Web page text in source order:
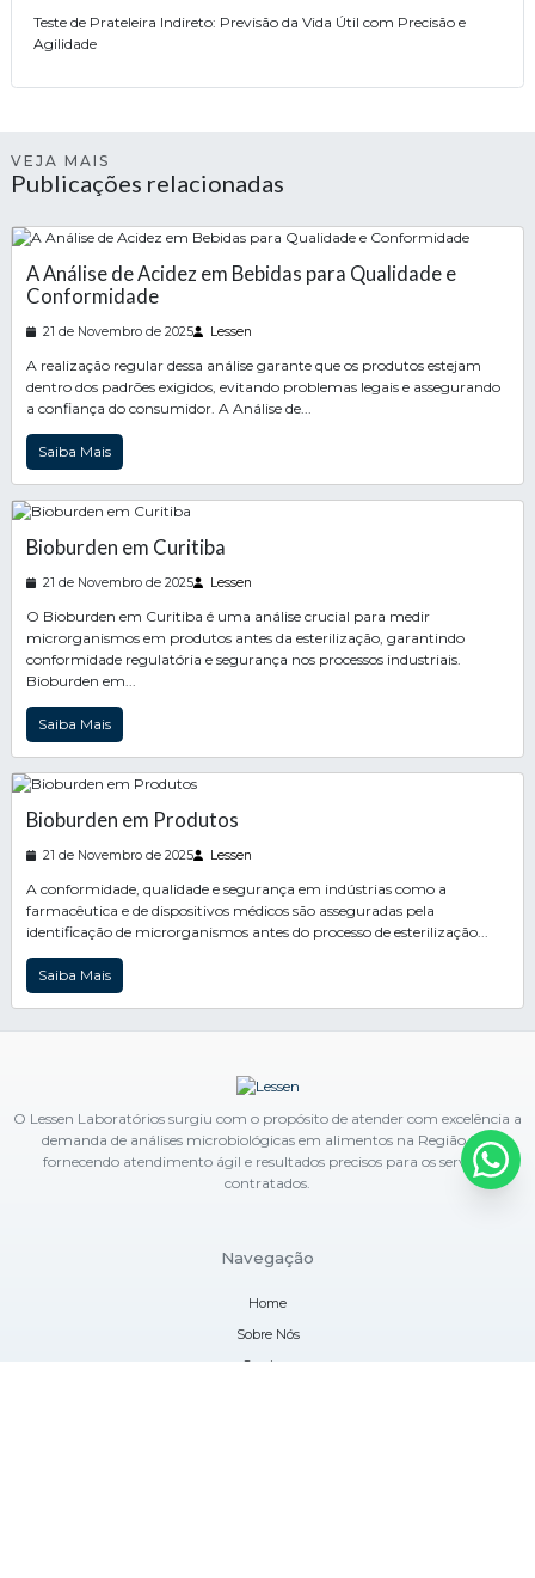
Teste de Prateleira Indireto: Previsão da Vida Útil com Precisão e
Agilidade
VEJA MAIS
Publicações relacionadas
A Análise de Acidez em Bebidas para Qualidade e
Conformidade
21 de Novembro de 2025 Lessen
A realização regular dessa análise garante que os produtos estejam
dentro dos padrões exigidos, evitando problemas legais e assegurando
a confiança do consumidor. A Análise de...
Saiba Mais
Bioburden em Curitiba
21 de Novembro de 2025 Lessen
O Bioburden em Curitiba é uma análise crucial para medir
microrganismos em produtos antes da esterilização, garantindo
conformidade regulatória e segurança nos processos industriais.
Bioburden em...
Saiba Mais
Bioburden em Produtos
21 de Novembro de 2025 Lessen
A conformidade, qualidade e segurança em indústrias como a
farmacêutica e de dispositivos médicos são asseguradas pela
identificação de microrganismos antes do processo de esterilização...
Saiba Mais
O Lessen Laboratórios surgiu com o propósito de atender com excelência a
demanda de análises microbiológicas em alimentos na Região Sul,
fornecendo atendimento ágil e resultados precisos para os serviços
contratados.
Navegação
Home
Sobre Nós
Serviços